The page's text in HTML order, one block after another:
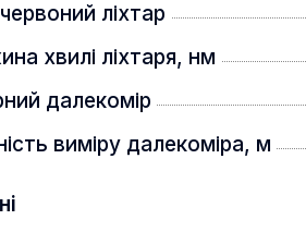
чітке зображення
ліхтар
хвилі ліхтаря, нм
далекомір
виміру далекоміра, м